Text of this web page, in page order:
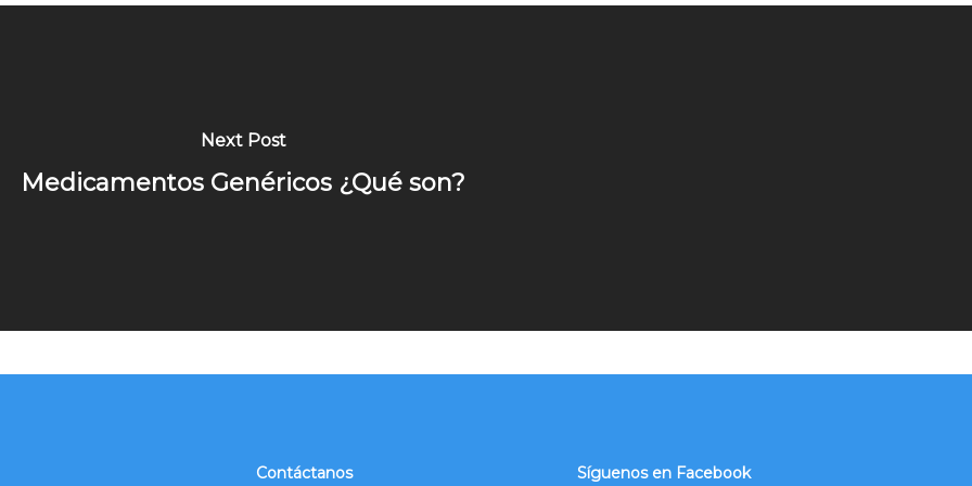
Next Post
Medicamentos Genéricos ¿Qué son?
Contáctanos Síguenos en Facebook